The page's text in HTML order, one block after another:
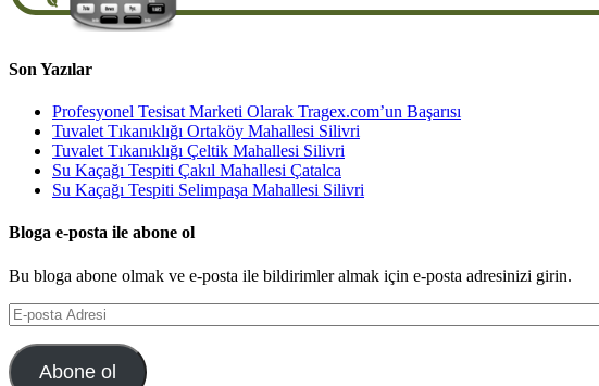
Son Yazılar
Profesyonel Tesisat Marketi Olarak Tragex.com’un Başarısı
Tuvalet Tıkanıklığı Ortaköy Mahallesi Silivri
Tuvalet Tıkanıklığı Çeltik Mahallesi Silivri
Su Kaçağı Tespiti Çakıl Mahallesi Çatalca
Su Kaçağı Tespiti Selimpaşa Mahallesi Silivri
Bloga e-posta ile abone ol
Bu bloga abone olmak ve e-posta ile bildirimler almak için e-posta adresinizi girin.
E-
posta
Adresi
Abone ol